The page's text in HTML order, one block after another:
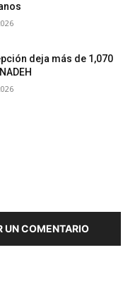
deja más de 1,070
UN COMENTARIO